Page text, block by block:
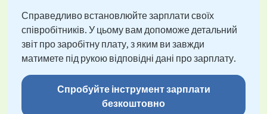
Справедливо встановлюйте зарплати своїх
співробітників. У цьому вам допоможе детальний
звіт про заробітну плату, з яким ви завжди
матимете під рукою відповідні дані про зарплату.
Спробуйте інструмент зарплати
безкоштовно